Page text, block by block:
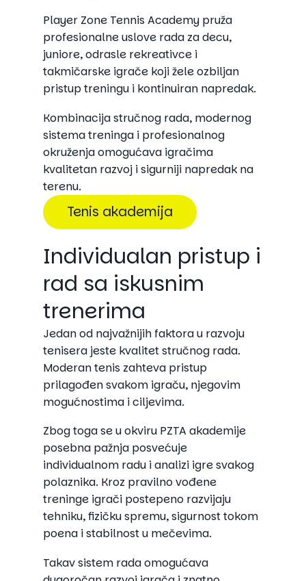
Individualan pristup i
rad sa iskusnim
trenerima
Jedan od najvažnijih faktora u razvoju
tenisera jeste kvalitet stručnog rada.
Moderan tenis zahteva pristup
prilagođen svakom igraču, njegovim
mogućnostima i ciljevima.
Zbog toga se u okviru PZTA akademije
posebna pažnja posvećuje
individualnom radu i analizi igre svakog
polaznika. Kroz pravilno vođene
treninge igrači postepeno razvijaju
tehniku, fizičku spremu, sigurnost tokom
poena i stabilnost u mečevima.
Takav sistem rada omogućava
Player Zone Tennis Academy pruža
profesionalne uslove rada za decu,
juniore, odrasle rekreativce i
takmičarske igrače koji žele ozbiljan
pristup treningu i kontinuiran napredak.
Kombinacija stručnog rada, modernog
sistema treninga i profesionalnog
okruženja omogućava igračima
kvalitetan razvoj i sigurniji napredak na
terenu.
Tenis akademija